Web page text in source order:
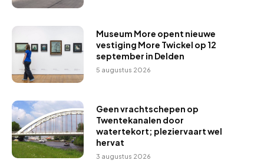
Museum More opent nieuwe
vestiging More Twickel op 12
september in Delden
5 augustus 2026
Geen vrachtschepen op
Twentekanalen door
watertekort; pleziervaart wel
hervat
3 augustus 2026